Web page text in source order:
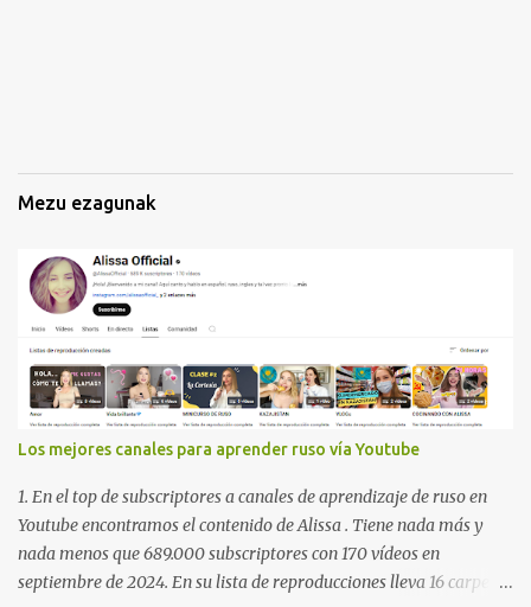
Mezu ezagunak
Los mejores canales para aprender ruso vía Youtube
1. En el top de subscriptores a canales de aprendizaje de ruso en
Youtube encontramos el contenido de Alissa . Tiene nada más y
nada menos que 689.000 subscriptores con 170 vídeos en
septiembre de 2024. En su lista de reproducciones lleva 16 carpetas